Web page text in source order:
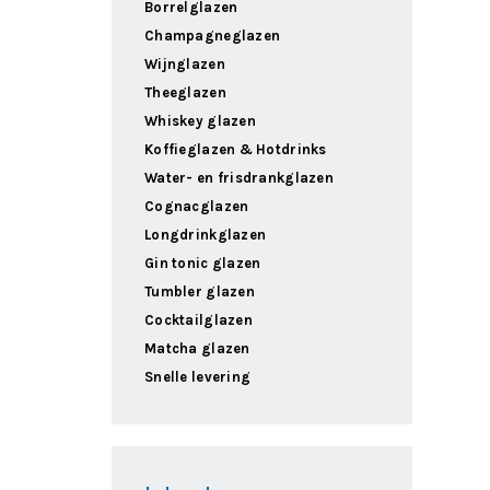
Borrelglazen
Champagneglazen
Wijnglazen
Theeglazen
Whiskey glazen
Koffieglazen & Hotdrinks
Water- en frisdrankglazen
Cognacglazen
Longdrinkglazen
Gin tonic glazen
Tumbler glazen
Cocktailglazen
Matcha glazen
Snelle levering